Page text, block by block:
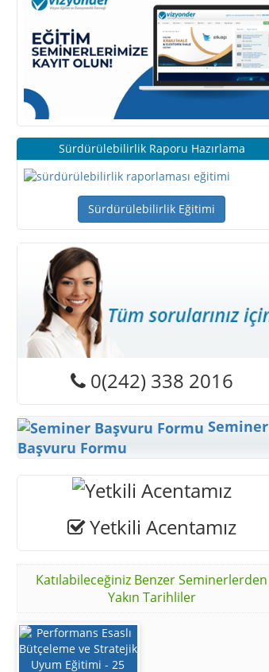
Sürdürülebilirlik Raporu Hazırlama
Sürdürülebilirlik Eğitimi
0(242) 338 2016
Seminer
Başvuru Formu
Yetkili Acentamız
Katılabileceğiniz Benzer Seminerlerden
Yakın Tarihliler